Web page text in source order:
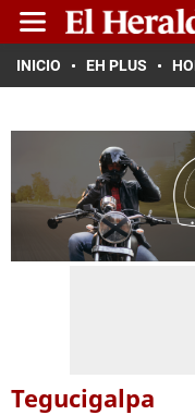
INICIO EH PLUS
Tegucigalpa